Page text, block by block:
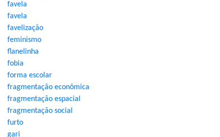
favela
favela
favelização
feminismo
flanelinha
fobia
forma escolar
fragmentação econômica
fragmentação espacial
fragmentação social
furto
gari